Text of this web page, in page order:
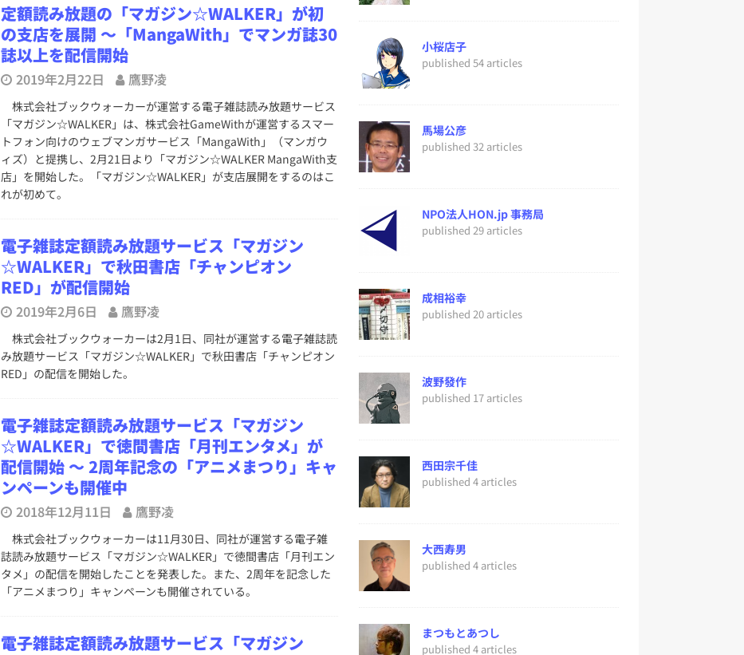
定額読み放題の「マガジン☆WALKER」が初
の支店を展開 ～「MangaWith」でマンガ誌30
誌以上を配信開始
2019年2月22日 鷹野凌
株式会社ブックウォーカーが運営する電子雑誌読み放題サービス
「マガジン☆WALKER」は、株式会社GameWithが運営するスマー
トフォン向けのウェブマンガサービス「MangaWith」（マンガウ
ィズ）と提携し、2月21日より「マガジン☆WALKER MangaWith支
店」を開始した。「マガジン☆WALKER」が支店展開をするのはこ
れが初めて。
電子雑誌定額読み放題サービス「マガジン
☆WALKER」で秋田書店「チャンピオン
RED」が配信開始
2019年2月6日 鷹野凌
株式会社ブックウォーカーは2月1日、同社が運営する電子雑誌読
み放題サービス「マガジン☆WALKER」で秋田書店「チャンピオン
RED」の配信を開始した。
電子雑誌定額読み放題サービス「マガジン
☆WALKER」で徳間書店「月刊エンタメ」が
配信開始 ～ 2周年記念の「アニメまつり」キャ
ンペーンも開催中
2018年12月11日 鷹野凌
株式会社ブックウォーカーは11月30日、同社が運営する電子雑
誌読み放題サービス「マガジン☆WALKER」で徳間書店「月刊エン
タメ」の配信を開始したことを発表した。また、2周年を記念した
「アニメまつり」キャンペーンも開催されている。
電子雑誌定額読み放題サービス「マガジン
小桜店子
published 54 articles
馬場公彦
published 32 articles
NPO法人HON.jp 事務局
published 29 articles
成相裕幸
published 20 articles
波野發作
published 17 articles
西田宗千佳
published 4 articles
大西寿男
published 4 articles
まつもとあつし
published 4 articles